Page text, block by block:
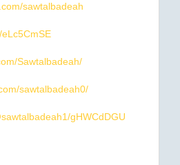
sawtalbadeah
Sawtalbadeah/
sawtalbadeah0/
gHWCdDGU